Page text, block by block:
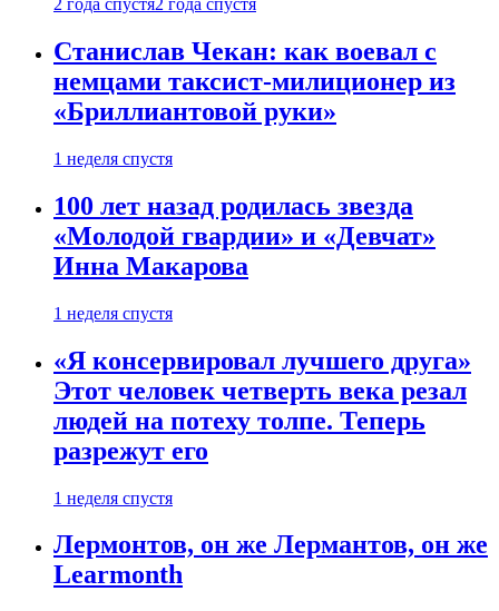
2 года спустя2 года спустя
Станислав Чекан: как воевал с
немцами таксист-милиционер из
«Бриллиантовой руки»
1 неделя спустя
100 лет назад родилась звезда
«Молодой гвардии» и «Девчат»
Инна Макарова
1 неделя спустя
«Я консервировал лучшего друга»
Этот человек четверть века резал
людей на потеху толпе. Теперь
разрежут его
1 неделя спустя
Лермонтов, он же Лермантов, он же
Learmonth